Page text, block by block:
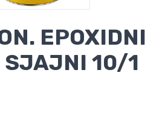
EPOXIDNI
SJAJNI 10/1